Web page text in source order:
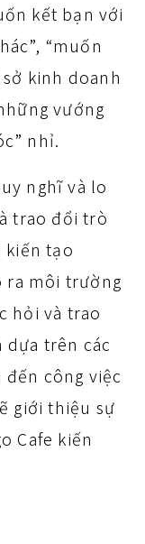
kết bạn với
“muốn
kinh doanh
vướng
sóc” nhỉ.
nghĩ và lo
trao đổi trò
kiến tạo
ra môi trường
hỏi và trao
trên các
công việc
giới thiệu sự
Cafe kiến